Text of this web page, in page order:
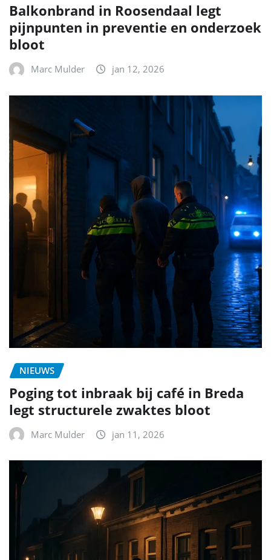
Balkonbrand in Roosendaal legt
pijnpunten in preventie en onderzoek
bloot
Marc Mulder jan 12, 2026
NIEUWS
Poging tot inbraak bij café in Breda
legt structurele zwaktes bloot
Marc Mulder jan 11, 2026